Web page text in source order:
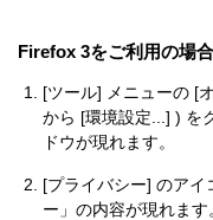
Firefox 3をご利用の場合
[ツール] メニューの [
から [環境設定...] ) を
ドウが現れます。
[プライバシー] のアイ
ー」の内容が現れます